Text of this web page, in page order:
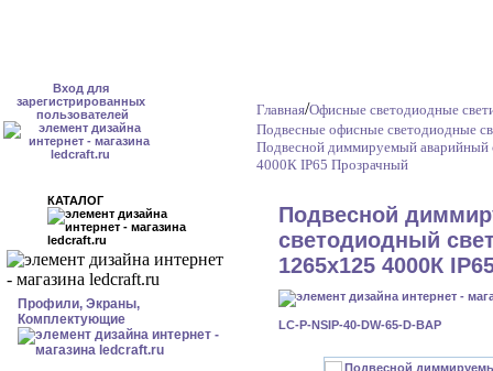
Вход для
зарегистрированных
пользователей
КАТАЛОГ
Профили, Экраны,
Комплектующие
Главная/Офисные светодиодные
Подвесные офисные светодиодные
Подвесной диммируемый
4000К IP65 Прозрачный
Подвесной
светодиодный
1265x125 4000К
LC-P-NSIP-40-DW-65-D-BAP